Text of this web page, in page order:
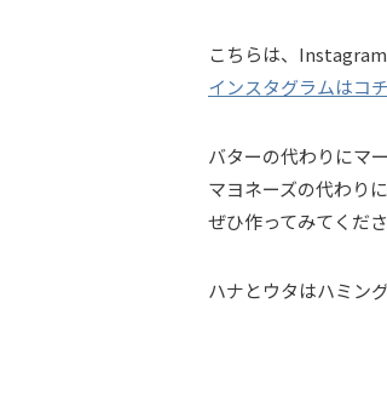
こちらは、
インスタグラムはコ
バターの代わりにマ
マヨネーズの代わり
ぜひ作ってみてくださ
ハナとウタはハミン